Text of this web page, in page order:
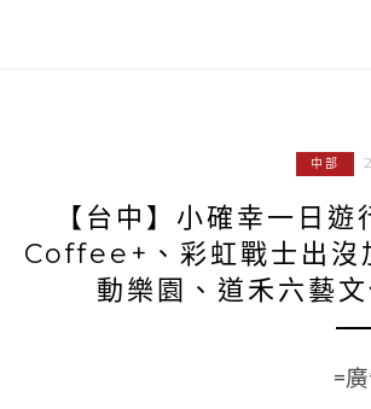
中部
【台中】小確幸一日
Coffee+、彩虹戰士出沒
動樂園、道禾六藝
=